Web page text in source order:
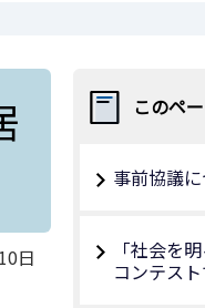
日
このペ
事前協議
「社会を
コンテス